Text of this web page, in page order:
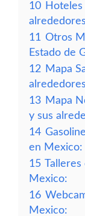
10
alrededores
11 Otros
Estado de
12 Mapa
alrededores
13 Mapa
y sus
14
en Mexico:
15 Talleres
Mexico:
16
Mexico: